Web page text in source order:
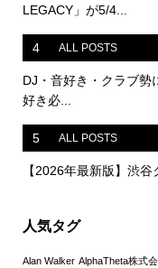
LEGACY」が5/4...
4 ALL POSTS
DJ・音好き・クラブ勢
好き必...
5 ALL POSTS
【2026年最新版】渋
人気タグ
Alan Walker AlphaTheta株式